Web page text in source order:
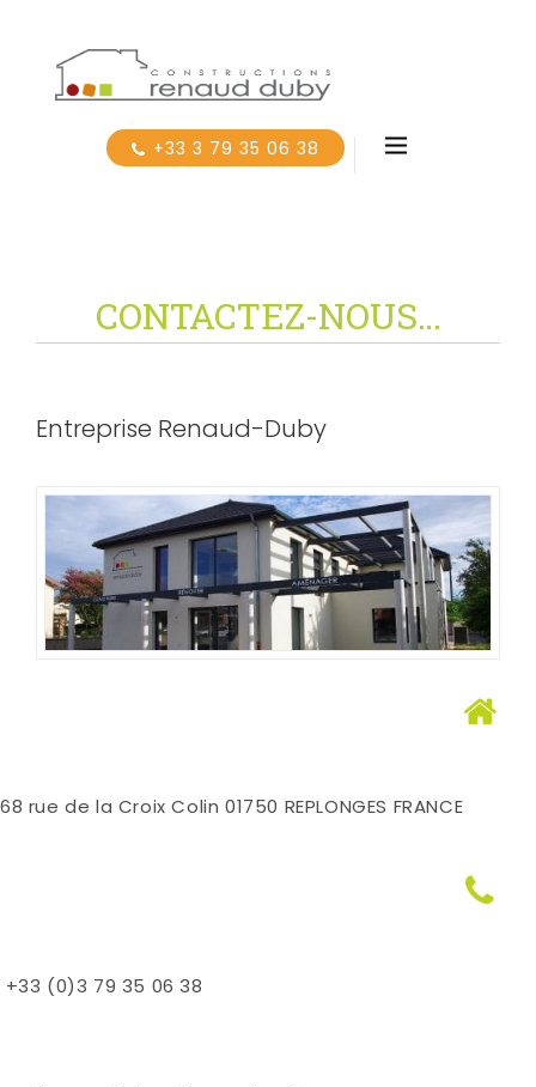
+33 3 79 35 06 38
CONTACTEZ-NOUS…
Entreprise Renaud-Duby
68 rue de la Croix Colin 01750 REPLONGES FRANCE
+33 (0)3 79 35 06 38